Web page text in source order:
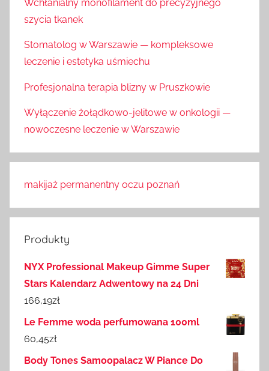
Wchłanialny monofilament do precyzyjnego
szycia tkanek
Stomatolog w Warszawie — kompleksowe
leczenie i estetyka uśmiechu
Profesjonalna terapia blizny w Pruszkowie
Wyłączenie żołądkowo-jelitowe w onkologii —
nowoczesne leczenie w Warszawie
makijaż permanentny oczu poznań
Produkty
NYX Professional Makeup Gimme Super
Stars Kalendarz Adwentowy na 24 Dni
166,19zł
Le Femme woda perfumowana 100ml
60,45zł
Body Tones Samoopalacz W Piance Do